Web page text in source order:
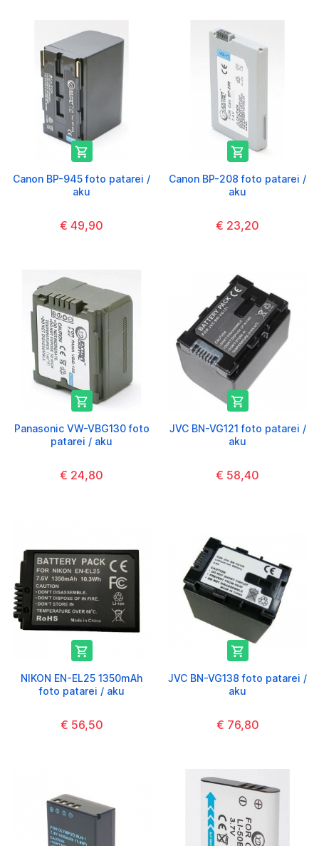

Canon BP-945 foto patarei /
aku
€ 49,90

Canon BP-208 foto patarei /
aku
€ 23,20

Panasonic VW-VBG130 foto
patarei / aku
€ 24,80

JVC BN-VG121 foto patarei /
aku
€ 58,40

NIKON EN-EL25 1350mAh
foto patarei / aku
€ 56,50

JVC BN-VG138 foto patarei /
aku
€ 76,80